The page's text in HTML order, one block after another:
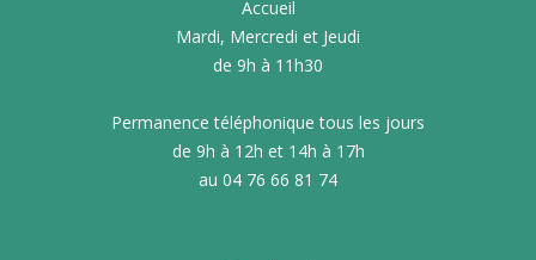
Accueil
Mardi, Mercredi et Jeudi
de 9h à 11h30
Permanence téléphonique tous les jours
de 9h à 12h et 14h à 17h
au 04 76 66 81 74